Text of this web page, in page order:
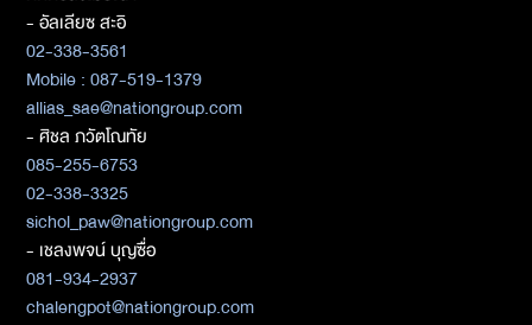
- อัลเลียซ สะอิ
02-338-3561
Mobile : 087-519-1379
allias_sae@nationgroup.com
- ศิชล ภวัตโณทัย
085-255-6753
02-338-3325
sichol_paw@nationgroup.com
- เชลงพจน์ บุญซื่อ
081-934-2937
chalengpot@nationgroup.com